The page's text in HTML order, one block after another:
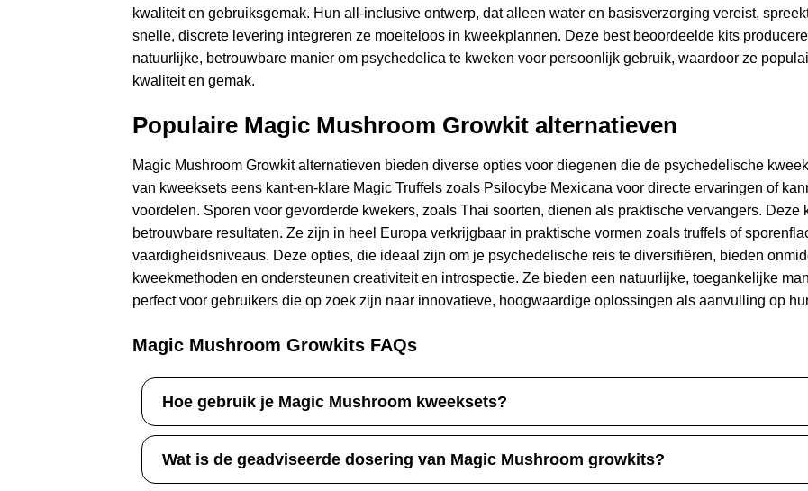
kwaliteit en gebruiksgemak. Hun all-inclusive ontwerp, dat alleen water en basisverzorging vereist,
snelle, discrete levering integreren ze moeiteloos in kweekplannen. Deze best beoordeelde kits
natuurlijke, betrouwbare manier om psychedelica te kweken voor persoonlijk gebruik, waardoor ze
kwaliteit en gemak.
Populaire Magic Mushroom Growkit alternatieven
Magic Mushroom Growkit alternatieven bieden diverse opties voor diegenen die de psychedelische
van kweeksets eens kant-en-klare Magic Truffels zoals Psilocybe Mexicana voor directe ervaringen of
voordelen. Sporen voor gevorderde kwekers, zoals Thai soorten, dienen als praktische vervangers.
betrouwbare resultaten. Ze zijn in heel Europa verkrijgbaar in praktische vormen zoals truffels of
vaardigheidsniveaus. Deze opties, die ideaal zijn om je psychedelische reis te diversifiëren, bieden
kweekmethoden en ondersteunen creativiteit en introspectie. Ze bieden een natuurlijke, toegankelijke
perfect voor gebruikers die op zoek zijn naar innovatieve, hoogwaardige oplossingen als aanvulling op
Magic Mushroom Growkits FAQs
Hoe gebruik je Magic Mushroom kweeksets?
Wat is de geadviseerde dosering van Magic Mushroom growkits?